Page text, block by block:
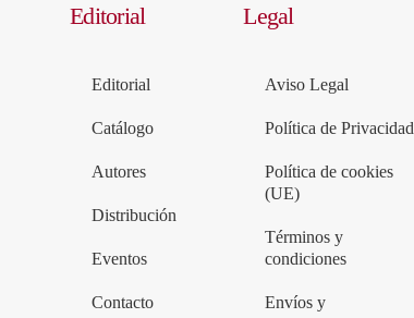
Editorial
Editorial
Catálogo
Autores
Distribución
Eventos
Contacto
Legal
Aviso Legal
Política de Privacidad
Política de cookies
(UE)
Términos y
condiciones
Envíos y